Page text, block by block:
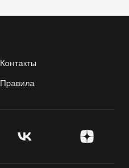
Контакты
Правила